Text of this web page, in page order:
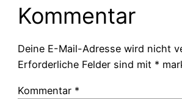
Kommentar
Deine E-Mail-Adresse wird nicht
Erforderliche Felder sind mit *
Kommentar *